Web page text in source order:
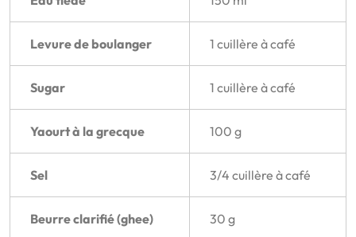
Levure de boulanger 1 cuillère à café
Sugar 1 cuillère à café
Yaourt à la grecque 100 g
Sel 3/4 cuillère à café
Beurre clarifié (ghee) 30 g